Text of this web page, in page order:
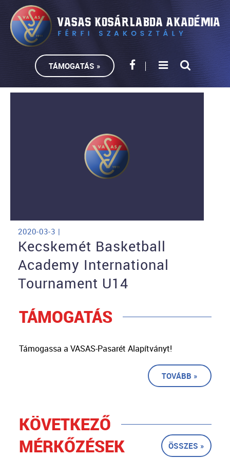
TÁMOGATÁS »
2020-03-3 |
Kecskemét Basketball
Academy International
Tournament U14
TÁMOGATÁS
Támogassa a VASAS-Pasarét Alapítványt!
TOVÁBB »
KÖVETKEZŐ
MÉRKŐZÉSEK
ÖSSZES »